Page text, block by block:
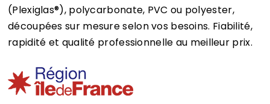
(Plexiglas®), polycarbonate, PVC ou polyester,
découpées sur mesure selon vos besoins. Fiabilité,
rapidité et qualité professionnelle au meilleur prix.